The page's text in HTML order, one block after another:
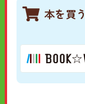
本を買う